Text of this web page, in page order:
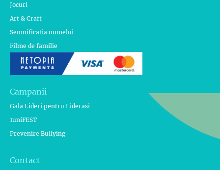
Jocuri
Art & Craft
Semnificatia numelui
Filme de familie
Campanii
Gala Lideri pentru Liderasi
1uniFEST
Prevenire Bullying
Contact